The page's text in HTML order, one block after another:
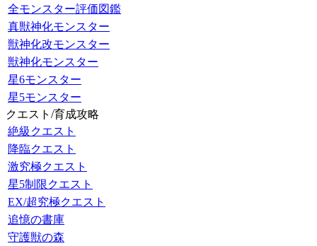
全モンスター評価図鑑
真獣神化モンスター
獣神化改モンスター
獣神化モンスター
星6モンスター
星5モンスター
クエスト/育成攻略
絶級クエスト
降臨クエスト
激究極クエスト
星5制限クエスト
EX/超究極クエスト
追憶の書庫
守護獣の森